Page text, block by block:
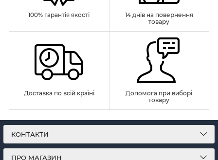
100% гарантія якості
14 днів на повернення
товару
Доставка по всій країні
Допомога при виборі
товару
КОНТАКТИ
ПРО МАГАЗИН